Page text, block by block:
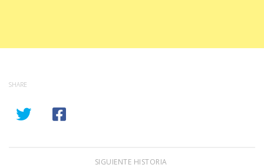
SHARE
SIGUIENTE HISTORIA